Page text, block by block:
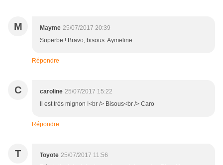
M Mayme 25/07/2017 20:39
Superbe ! Bravo, bisous. Aymeline
Répondre
C caroline 25/07/2017 15:22
Il est très mignon !<br /> Bisous<br /> Caro
Répondre
T Toyote 25/07/2017 11:56